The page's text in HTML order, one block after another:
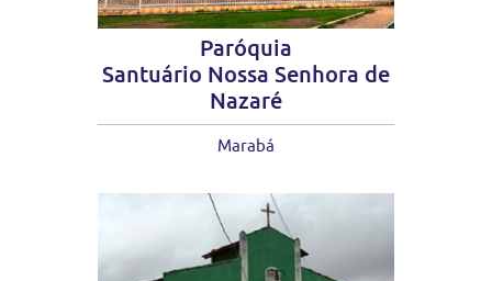
Paróquia
Santuário Nossa Senhora de
Nazaré
Marabá